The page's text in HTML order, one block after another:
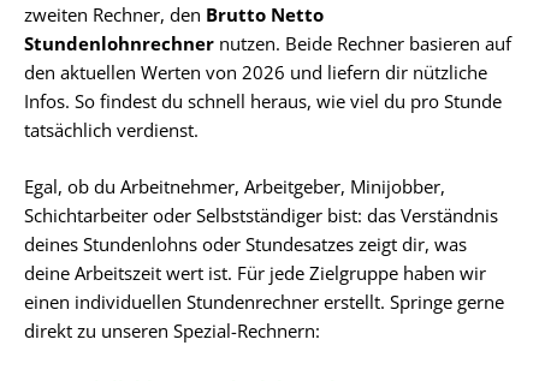
zweiten Rechner, den Brutto Netto
Stundenlohnrechner nutzen. Beide Rechner basieren auf
den aktuellen Werten von 2026 und liefern dir nützliche
Infos. So findest du schnell heraus, wie viel du pro Stunde
tatsächlich verdienst.
Egal, ob du Arbeitnehmer, Arbeitgeber, Minijobber,
Schichtarbeiter oder Selbstständiger bist: das Verständnis
deines Stundenlohns oder Stundesatzes zeigt dir, was
deine Arbeitszeit wert ist. Für jede Zielgruppe haben wir
einen individuellen Stundenrechner erstellt. Springe gerne
direkt zu unseren Spezial-Rechnern: